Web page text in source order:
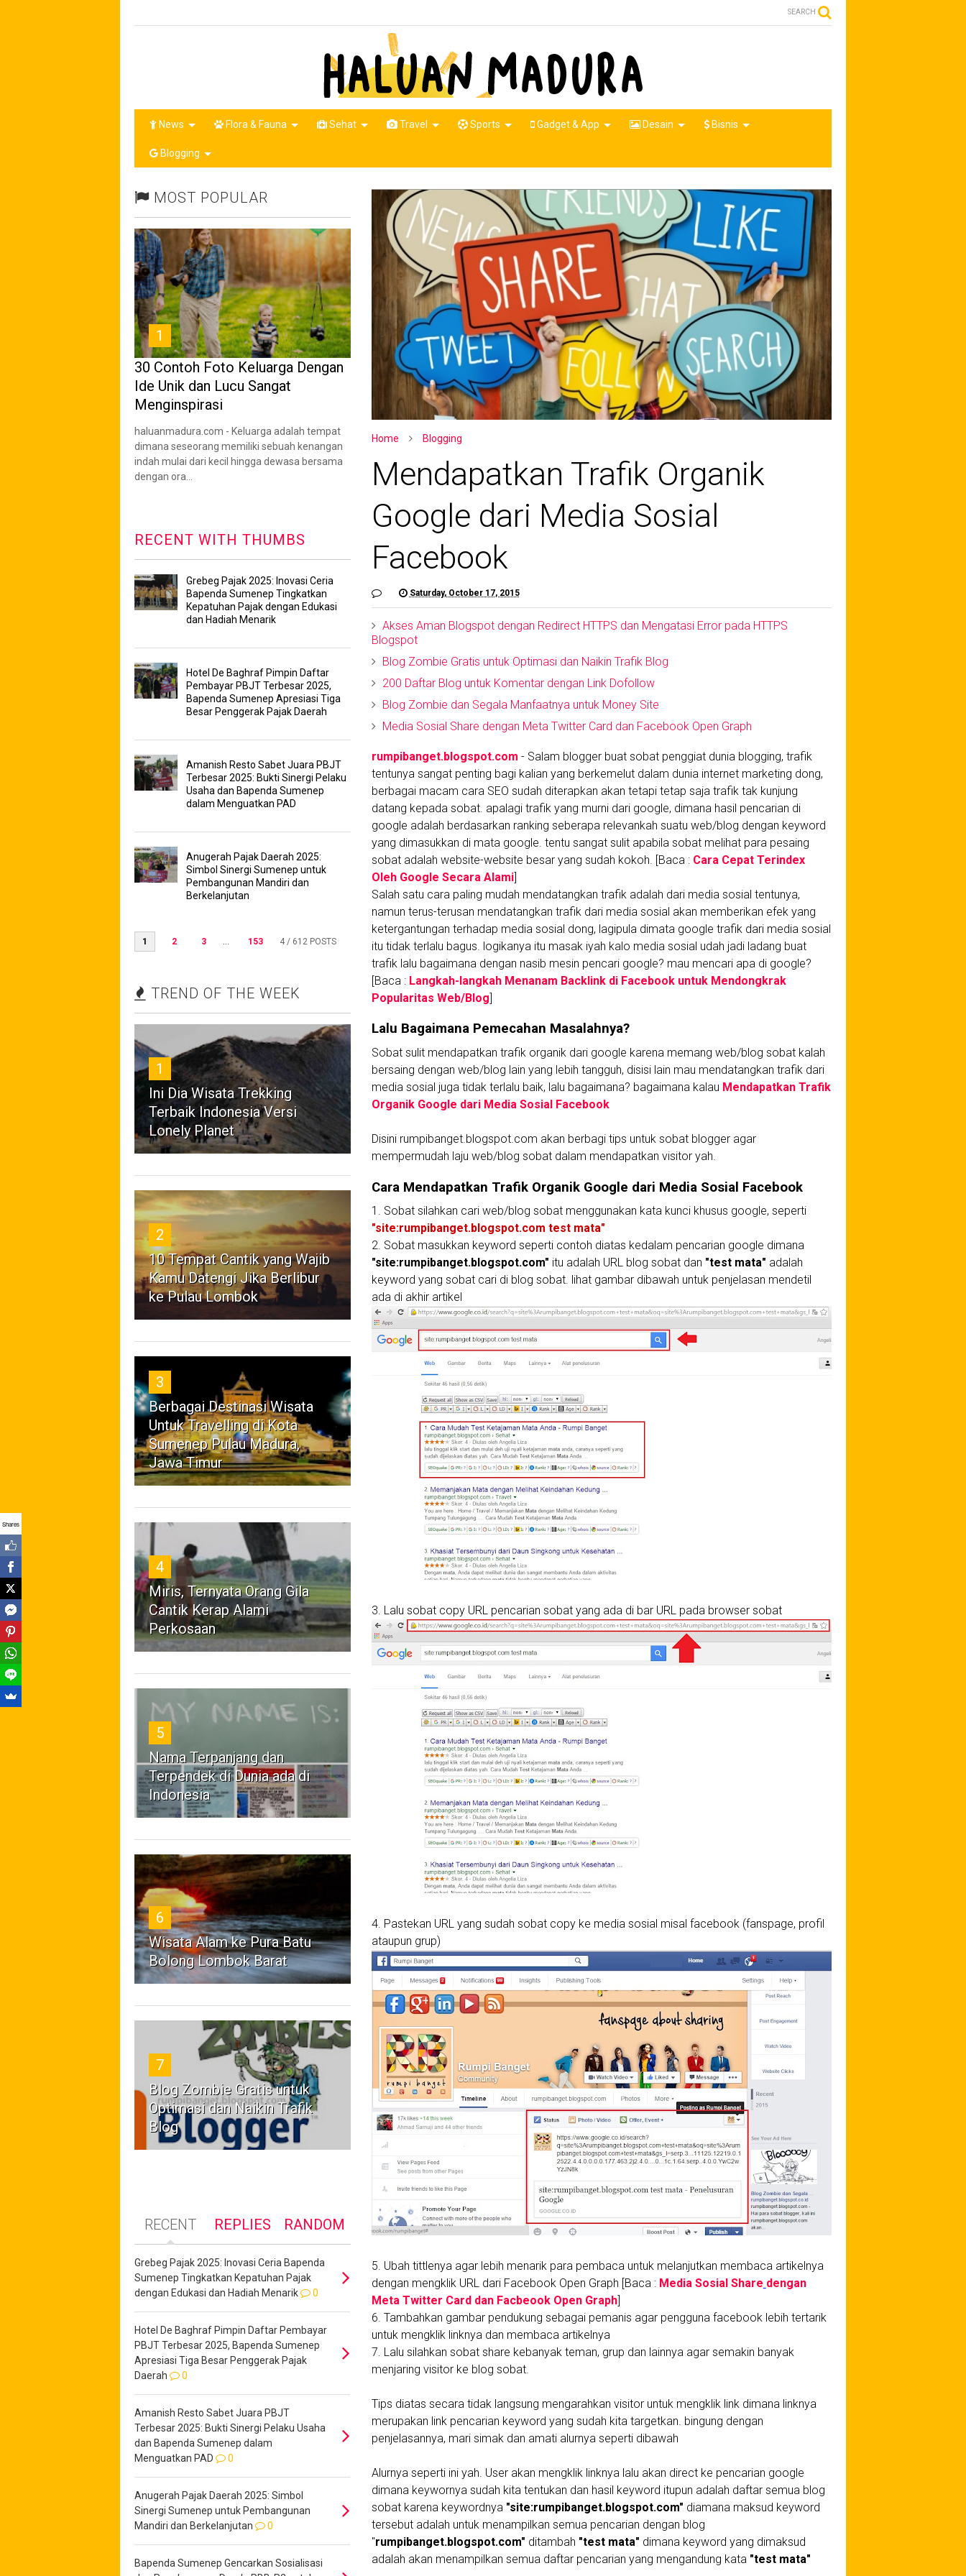
SEARCH
News Flora & Fauna Sehat Travel Sports Gadget & App Desain Bisnis
Blogging
Home Blogging
Mendapatkan Trafik Organik
Google dari Media Sosial
Facebook
Saturday, October 17, 2015
Akses Aman Blogspot dengan Redirect HTTPS dan Mengatasi Error pada HTTPS
Blogspot
Blog Zombie Gratis untuk Optimasi dan Naikin Trafik Blog
200 Daftar Blog untuk Komentar dengan Link Dofollow
Blog Zombie dan Segala Manfaatnya untuk Money Site
Media Sosial Share dengan Meta Twitter Card dan Facebook Open Graph
rumpibanget.blogspot.com - Salam blogger buat sobat penggiat dunia blogging, trafik
tentunya sangat penting bagi kalian yang berkemelut dalam dunia internet marketing dong,
berbagai macam cara SEO sudah diterapkan akan tetapi tetap saja trafik tak kunjung
datang kepada sobat. apalagi trafik yang murni dari google, dimana hasil pencarian di
google adalah berdasarkan ranking seberapa relevankah suatu web/blog dengan keyword
yang dimasukkan di mata google. tentu sangat sulit apabila sobat melihat para pesaing
sobat adalah website-website besar yang sudah kokoh. [Baca : Cara Cepat Terindex
Oleh Google Secara Alami]
Salah satu cara paling mudah mendatangkan trafik adalah dari media sosial tentunya,
namun terus-terusan mendatangkan trafik dari media sosial akan memberikan efek yang
ketergantungan terhadap media sosial dong, lagipula dimata google trafik dari media sosial
itu tidak terlalu bagus. logikanya itu masak iyah kalo media sosial udah jadi ladang buat
trafik lalu bagaimana dengan nasib mesin pencari google? mau mencari apa di google?
[Baca : Langkah-langkah Menanam Backlink di Facebook untuk Mendongkrak
Popularitas Web/Blog]
Lalu Bagaimana Pemecahan Masalahnya?
Sobat sulit mendapatkan trafik organik dari google karena memang web/blog sobat kalah
bersaing dengan web/blog lain yang lebih tangguh, disisi lain mau mendatangkan trafik dari
media sosial juga tidak terlalu baik, lalu bagaimana? bagaimana kalau Mendapatkan Trafik
Organik Google dari Media Sosial Facebook
Disini rumpibanget.blogspot.com akan berbagi tips untuk sobat blogger agar
mempermudah laju web/blog sobat dalam mendapatkan visitor yah.
Cara Mendapatkan Trafik Organik Google dari Media Sosial Facebook
1. Sobat silahkan cari web/blog sobat menggunakan kata kunci khusus google, seperti
"site:rumpibanget.blogspot.com test mata"
2. Sobat masukkan keyword seperti contoh diatas kedalam pencarian google dimana
"site:rumpibanget.blogspot.com" itu adalah URL blog sobat dan "test mata" adalah
keyword yang sobat cari di blog sobat. lihat gambar dibawah untuk penjelasan mendetil
ada di akhir artikel
3. Lalu sobat copy URL pencarian sobat yang ada di bar URL pada browser sobat
4. Pastekan URL yang sudah sobat copy ke media sosial misal facebook (fanspage, profil
ataupun grup)
5. Ubah tittlenya agar lebih menarik para pembaca untuk melanjutkan membaca artikelnya
dengan mengklik URL dari Facebook Open Graph [Baca : Media Sosial Share dengan
Meta Twitter Card dan Facbeook Open Graph]
6. Tambahkan gambar pendukung sebagai pemanis agar pengguna facebook lebih tertarik
untuk mengklik linknya dan membaca artikelnya
7. Lalu silahkan sobat share kebanyak teman, grup dan lainnya agar semakin banyak
menjaring visitor ke blog sobat.
Tips diatas secara tidak langsung mengarahkan visitor untuk mengklik link dimana linknya
merupakan link pencarian keyword yang sudah kita targetkan. bingung dengan
penjelasannya, mari simak dan amati alurnya seperti dibawah
Alurnya seperti ini yah. User akan mengklik linknya lalu akan direct ke pencarian google
dimana keywornya sudah kita tentukan dan hasil keyword itupun adalah daftar semua blog
sobat karena keywordnya "site:rumpibanget.blogspot.com" diamana maksud keyword
tersebut adalah untuk menampilkan semua pencarian dengan blog
"rumpibanget.blogspot.com" ditambah "test mata" dimana keyword yang dimaksud
adalah akan menampilkan semua daftar pencarian yang mengandung kata "test mata"
MOST POPULAR
1
30 Contoh Foto Keluarga Dengan
Ide Unik dan Lucu Sangat
Menginspirasi
haluanmadura.com - Keluarga adalah tempat
dimana seseorang memiliki sebuah kenangan
indah mulai dari kecil hingga dewasa bersama
dengan ora...
RECENT WITH THUMBS
Grebeg Pajak 2025: Inovasi Ceria
Bapenda Sumenep Tingkatkan
Kepatuhan Pajak dengan Edukasi
dan Hadiah Menarik
Hotel De Baghraf Pimpin Daftar
Pembayar PBJT Terbesar 2025,
Bapenda Sumenep Apresiasi Tiga
Besar Penggerak Pajak Daerah
Amanish Resto Sabet Juara PBJT
Terbesar 2025: Bukti Sinergi Pelaku
Usaha dan Bapenda Sumenep
dalam Menguatkan PAD
Anugerah Pajak Daerah 2025:
Simbol Sinergi Sumenep untuk
Pembangunan Mandiri dan
Berkelanjutan
1 2 3 ... 153 4/ 612 POSTS
TREND OF THE WEEK
1
Ini Dia Wisata Trekking
Terbaik Indonesia Versi
Lonely Planet
2
10 Tempat Cantik yang Wajib
Kamu Datengi Jika Berlibur
ke Pulau Lombok
3
Berbagai Destinasi Wisata
Untuk Travelling di Kota
Sumenep Pulau Madura,
Jawa Timur
4
Miris, Ternyata Orang Gila
Cantik Kerap Alami
Perkosaan
5
Nama Terpanjang dan
Terpendek di Dunia ada di
Indonesia
6
Wisata Alam ke Pura Batu
Bolong Lombok Barat
7
Blog Zombie Gratis untuk
Optimasi dan Naikin Trafik
Blog
RECENT REPLIES RANDOM
Grebeg Pajak 2025: Inovasi Ceria Bapenda
Sumenep Tingkatkan Kepatuhan Pajak
dengan Edukasi dan Hadiah Menarik
0
Hotel De Baghraf Pimpin Daftar Pembayar
PBJT Terbesar 2025, Bapenda Sumenep
Apresiasi Tiga Besar Penggerak Pajak
Daerah
0
Amanish Resto Sabet Juara PBJT
Terbesar 2025: Bukti Sinergi Pelaku Usaha
dan Bapenda Sumenep dalam
Menguatkan PAD
0
Anugerah Pajak Daerah 2025: Simbol
Sinergi Sumenep untuk Pembangunan
Mandiri dan Berkelanjutan
0
Bapenda Sumenep Gencarkan Sosialisasi
Shares